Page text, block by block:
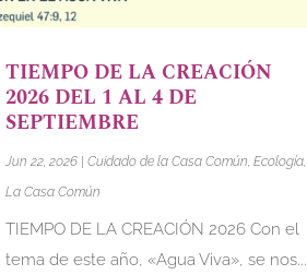
TIEMPO DE LA CREACIÓN
2026 DEL 1 AL 4 DE
SEPTIEMBRE
Jun 22, 2026| Cuidado de la Casa Común Ecología,
La Casa Común
TIEMPO DE LA CREACIÓN 2026 Con el
tema de este año, «Agua Viva», se nos...